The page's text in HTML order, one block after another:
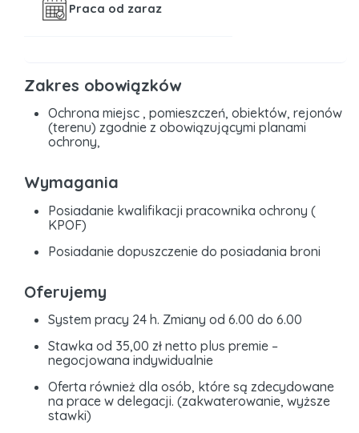
Praca od zaraz
Zakres obowiązków
Ochrona miejsc , pomieszczeń, obiektów, rejonów
(terenu) zgodnie z obowiązującymi planami
ochrony,
Wymagania
Posiadanie kwalifikacji pracownika ochrony (
KPOF)
Posiadanie dopuszczenie do posiadania broni
Oferujemy
System pracy 24 h. Zmiany od 6.00 do 6.00
Stawka od 35,00 zł netto plus premie –
negocjowana indywidualnie
Oferta również dla osób, które są zdecydowane
na prace w delegacji. (zakwaterowanie, wyższe
stawki)